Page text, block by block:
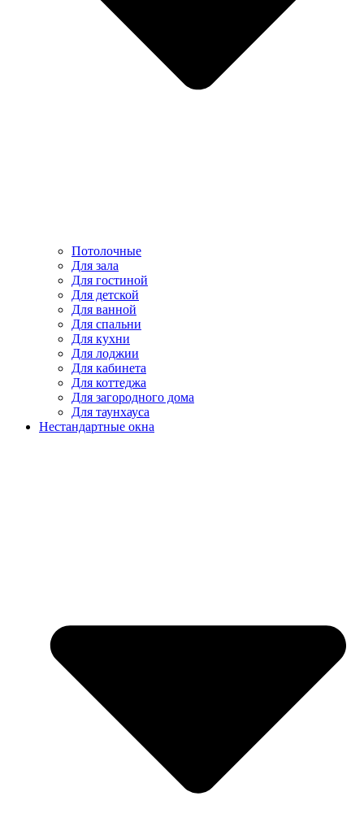
Потолочные
Для зала
Для гостиной
Для детской
Для ванной
Для спальни
Для кухни
Для лоджии
Для кабинета
Для коттеджа
Для загородного дома
Для таунхауса
Нестандартные окна